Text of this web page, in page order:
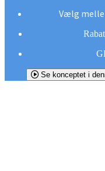
Vælg
Se konceptet i